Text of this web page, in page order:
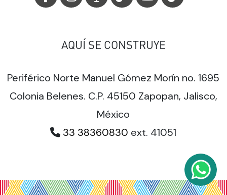
AQUÍ SE CONSTRUYE
Periférico Norte Manuel Gómez Morín no. 1695
Colonia Belenes. C.P. 45150 Zapopan, Jalisco,
México
33 38360830 ext. 41051